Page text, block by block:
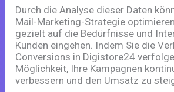
Durch die Analyse dieser Daten
Mail-Marketing-Strategie
gezielt auf die Bedürfnisse und
Kunden eingehen. Indem Sie die
Conversions in Digistore24
Möglichkeit, Ihre Kampagnen
verbessern und den Umsatz zu